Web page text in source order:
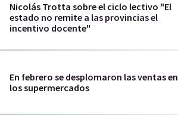
Nicolás Trotta sobre el ciclo lectivo "El
estado no remite a las provincias el
incentivo docente"
En febrero se desplomaron las ventas en
los supermercados